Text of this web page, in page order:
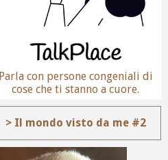
Parla con persone congeniali di
cose che ti stanno a cuore.
> Il mondo visto da me #2